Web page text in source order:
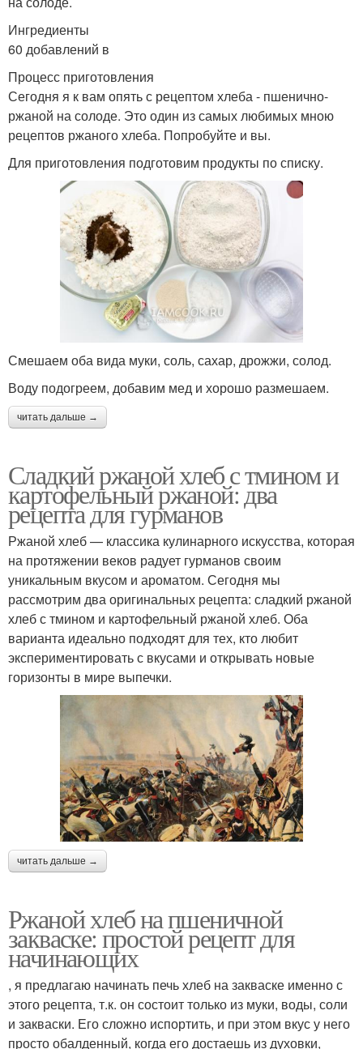
Ингредиенты
60 добавлений в
Процесс приготовления
Сегодня я к вам опять с рецептом хлеба - пшенично-
ржаной на солоде. Это один из самых любимых мною
рецептов ржаного хлеба. Попробуйте и вы.
Для приготовления подготовим продукты по списку.
Смешаем оба вида муки, соль, сахар, дрожжи, солод.
Воду подогреем, добавим мед и хорошо размешаем.
читать дальше →
Сладкий ржаной хлеб с тмином и
картофельный ржаной: два
рецепта для гурманов
Ржаной хлеб — классика кулинарного искусства, которая
на протяжении веков радует гурманов своим
уникальным вкусом и ароматом. Сегодня мы
рассмотрим два оригинальных рецепта: сладкий ржаной
хлеб с тмином и картофельный ржаной хлеб. Оба
варианта идеально подходят для тех, кто любит
экспериментировать с вкусами и открывать новые
горизонты в мире выпечки.
читать дальше →
Ржаной хлеб на пшеничной
закваске: простой рецепт для
начинающих
, я предлагаю начинать печь хлеб на закваске именно с
этого рецепта, т.к. он состоит только из муки, воды, соли
и закваски. Его сложно испортить, и при этом вкус у него
просто обалденный, когда его достаешь из духовки,